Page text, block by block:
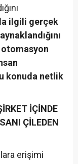
ilgili gerçek
konuda netlik
İÇİNDE
ÇİLEDEN
erişimi